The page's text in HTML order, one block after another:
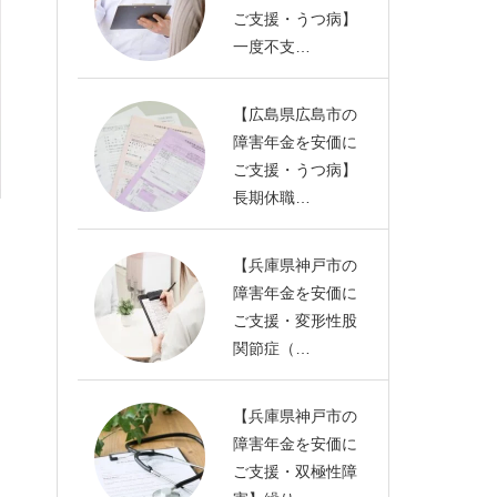
ご支援・うつ病】
一度不支…
【広島県広島市の
障害年金を安価に
ご支援・うつ病】
長期休職…
【兵庫県神戸市の
障害年金を安価に
ご支援・変形性股
関節症（…
【兵庫県神戸市の
障害年金を安価に
ご支援・双極性障